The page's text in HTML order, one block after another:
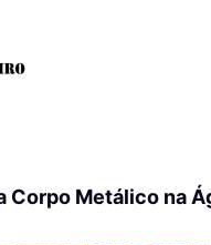
Corpo Metálico na